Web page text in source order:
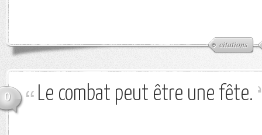
citations
0 Le combat peut être une fête.